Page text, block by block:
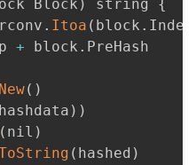
Block ) string {
. Itoa ( block . Index
+ block . PreHash
New( )
hashdata ) )
( nil )
( hashed )